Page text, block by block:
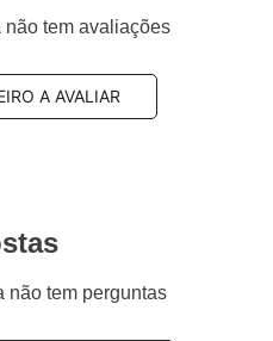
não tem avaliações
A AVALIAR
não tem perguntas